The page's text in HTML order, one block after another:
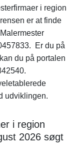
i region
er at finde
Er du på
du på portalen
udviklingen.
i region
2026 søgt